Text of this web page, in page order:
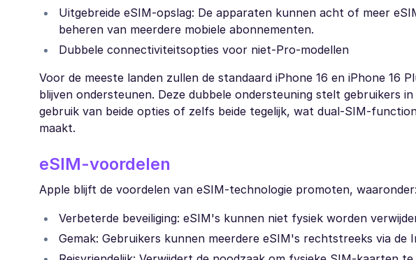
Uitgebreide eSIM-opslag: De apparaten kunnen acht of meer
beheren van meerdere mobiele abonnementen.
Dubbele connectiviteitsopties voor niet-Pro-modellen
Voor de meeste landen zullen de standaard iPhone 16 en iPhone 16
blijven ondersteunen. Deze dubbele ondersteuning stelt gebruikers
gebruik van beide opties of zelfs beide tegelijk, wat dual-SIM-
maakt.
eSIM-voordelen
Apple blijft de voordelen van eSIM-technologie promoten, waaronder:
Verbeterde beveiliging: eSIM's kunnen niet fysiek worden
Gemak: Gebruikers kunnen meerdere eSIM's rechtstreeks via de